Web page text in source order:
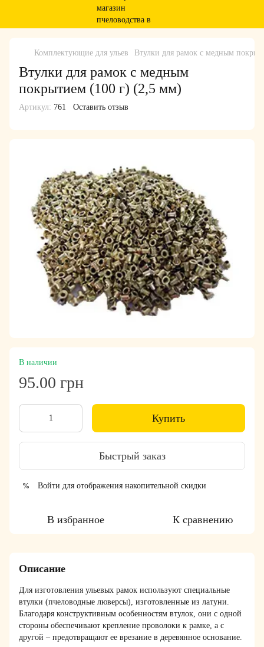
Комплектующие для ульев Втулки для рамок с медным
Втулки для рамок с медным
покрытием (100 г) (2,5 мм)
Артикул: 761 Оставить отзыв
В наличии
95.00 грн
Купить
Быстрый заказ
% Войти для отображения накопительной скидки
В избранное К сравнению
Описание
Для изготовления ульевых рамок используют специальные
втулки (пчеловодные люверсы), изготовленные из латуни.
Благодаря конструктивным особенностям втулок, они с одной
стороны обеспечивают крепление проволоки к рамке, а с
другой – предотвращают ее врезание в деревянное основание.